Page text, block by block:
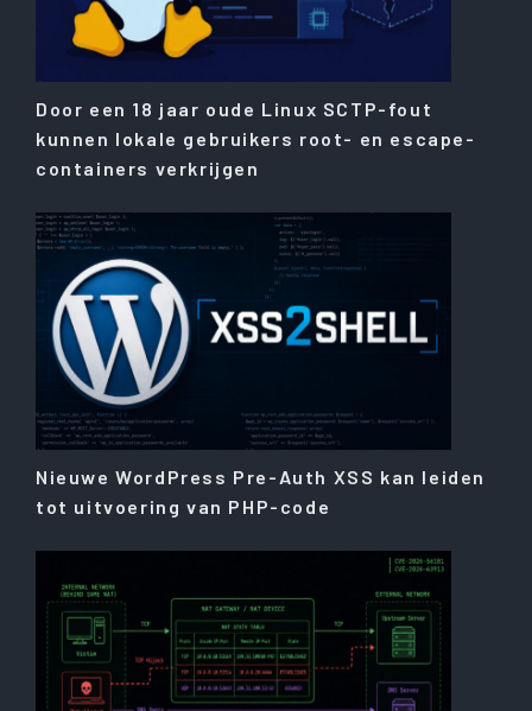
Door een 18 jaar oude Linux SCTP-fout
kunnen lokale gebruikers root- en escape-
containers verkrijgen
Nieuwe WordPress Pre-Auth XSS kan leiden
tot uitvoering van PHP-code